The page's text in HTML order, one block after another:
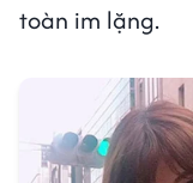
toàn im lặng.